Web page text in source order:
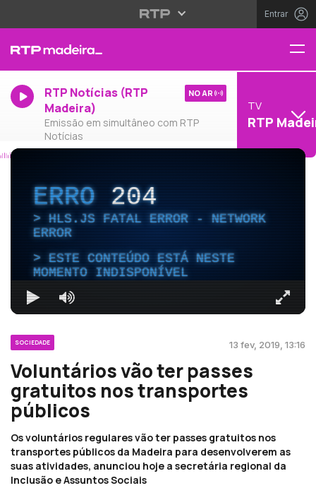
Entrar
RTP Notícias (RTP
Madeira)
Emissão em simultâneo com RTP
Notícias
NO AR
TV
RTP
ERRO204
HLS.JS FATAL ERROR - NETWORK
ERROR
ESTE CONTEÚDO ESTÁ NESTE
MOMENTO INDISPONÍVEL
SOCIEDADE 13 fev, 2019, 13:16
Voluntários vão ter passes
gratuitos nos transportes
públicos
Os voluntários regulares vão ter passes gratuitos nos
transportes públicos da Madeira para desenvolverem as
suas atividades, anunciou hoje a secretária regional da
Inclusão e Assuntos Sociais